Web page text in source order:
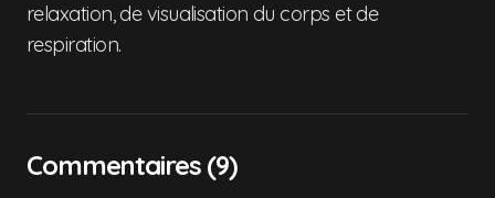
relaxation, de visualisation du corps et de
respiration.
Commentaires (9)